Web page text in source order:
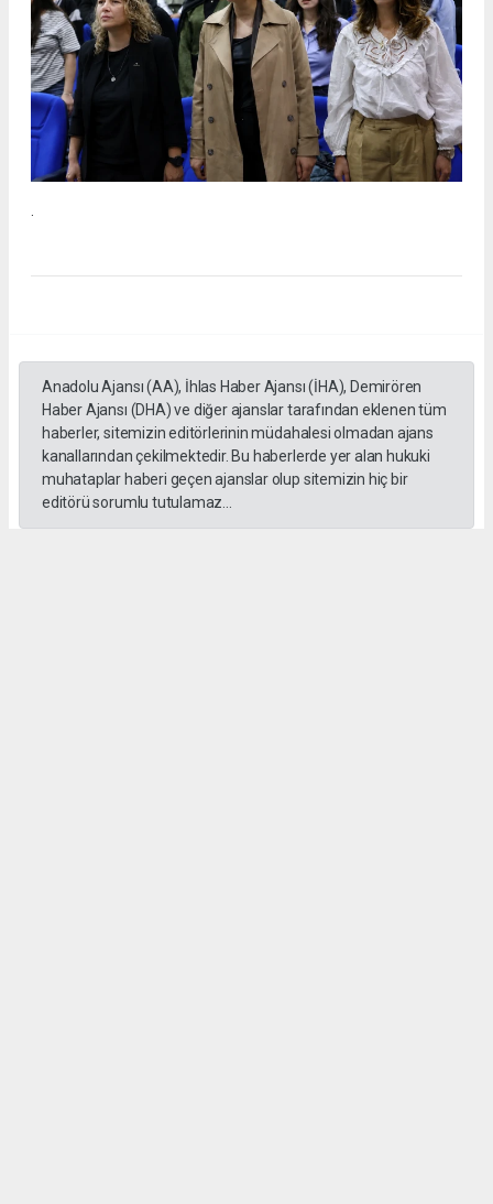
.
Anadolu Ajansı (AA), İhlas Haber Ajansı (İHA), Demirören
Haber Ajansı (DHA) ve diğer ajanslar tarafından eklenen tüm
haberler, sitemizin editörlerinin müdahalesi olmadan ajans
kanallarından çekilmektedir. Bu haberlerde yer alan hukuki
muhataplar haberi geçen ajanslar olup sitemizin hiç bir
editörü sorumlu tutulamaz...